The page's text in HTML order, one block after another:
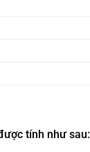
tính như sau: